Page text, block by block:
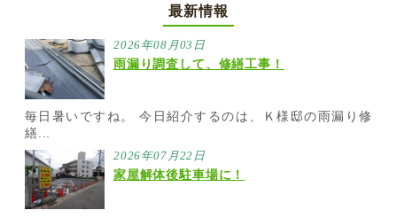
最新情報
2026年08月03日
雨漏り調査して、修繕工事！
毎日暑いですね。 今日紹介するのは、Ｋ様邸の雨漏り修
繕...
2026年07月22日
家屋解体後駐車場に！